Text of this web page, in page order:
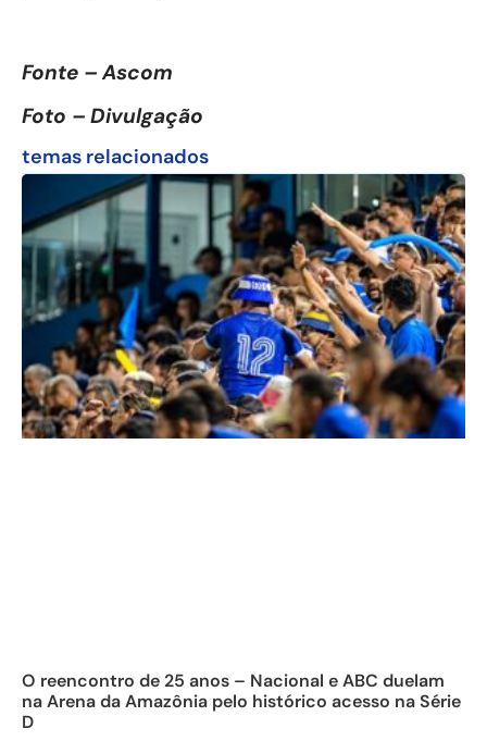
Fonte – Ascom
Foto – Divulgação
temas relacionados
O reencontro de 25 anos – Nacional e ABC duelam
na Arena da Amazônia pelo histórico acesso na Série
D